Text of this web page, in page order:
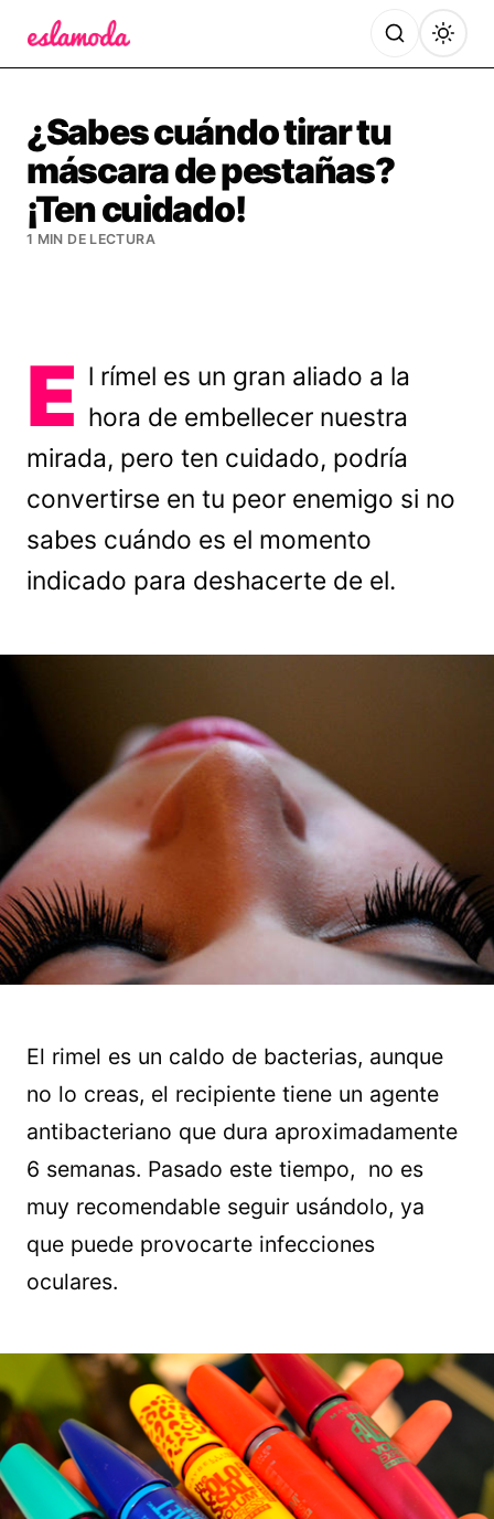
¿Sabes cuándo tirar tu
máscara de pestañas?
¡Ten cuidado!
1 MIN DE LECTURA
E l rímel es un gran aliado a la
hora de embellecer nuestra
mirada, pero ten cuidado, podría
convertirse en tu peor enemigo si no
sabes cuándo es el momento
indicado para deshacerte de el.
El rimel es un caldo de bacterias, aunque
no lo creas, el recipiente tiene un agente
antibacteriano que dura aproximadamente
6 semanas. Pasado este tiempo, no es
muy recomendable seguir usándolo, ya
que puede provocarte infecciones
oculares.